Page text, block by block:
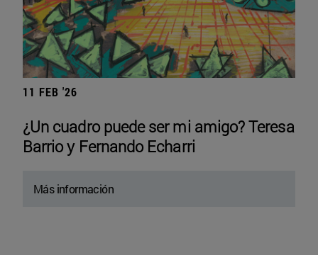
11 FEB '26
¿Un cuadro puede ser mi amigo? Teresa
Barrio y Fernando Echarri
Más información